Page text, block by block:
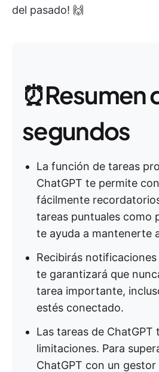
del pasado! 🙌
⏰Resumen
segundos
La función de tareas
ChatGPT te permite
fácilmente
tareas puntuales como
te ayuda a mantenerte
Recibirás
te garantizará que
tarea importante,
estés conectado.
Las tareas de ChatGPT
limitaciones. Para
ChatGPT con un